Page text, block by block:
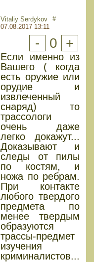
Vitaliy Serdykov
07.08.2017 13:11
#
- 0 +
Если именно из
Вашего ( когда
есть оружие или
орудие и
извлеченный
снаряд) то
трассологи
очень даже
легко докажут...
Доказывают и
следы от пилы
по костям, и
ножа по ребрам.
При контакте
любого твердого
предмета по
менее твердым
образуются
трассы-предмет
изучения
криминалистов...